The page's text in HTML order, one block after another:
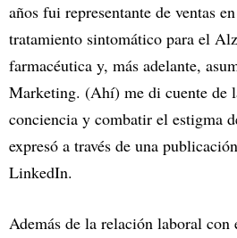
años fui representante de ventas
tratamiento sintomático para el
farmacéutica y, más adelante,
Marketing. (Ahí) me di cuente de
conciencia y combatir el estigma
expresó a través de una
LinkedIn.
Además de la relación laboral con